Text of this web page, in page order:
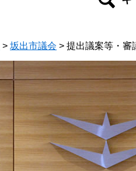
> 坂出市議会 > 提出議案等・審